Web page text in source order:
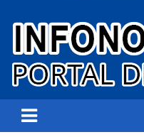
Infonoa Salta